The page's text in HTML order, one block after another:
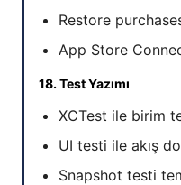
Restore
App Store
18. Test Yazımı
XCTest ile birim
UI testi ile akış
Snapshot testi